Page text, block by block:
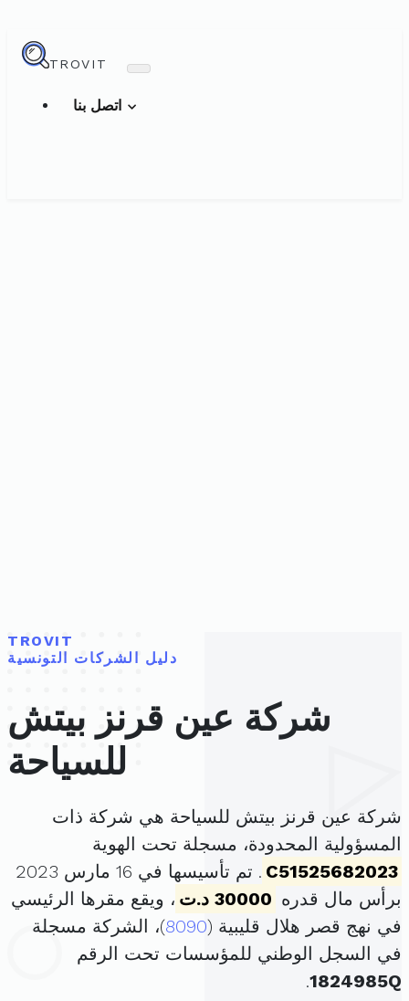
TROVIT
TROVIT
دليل الشركات التونسية
شركة عين قرنز بيتش
للسياحة
شركة عين قرنز بيتش للسياحة هي شركة ذات
المسؤولية المحدودة، مسجلة تحت الهوية
C51525682023
. تم تأسيسها في 16 مارس 2023
برأس مال قدره 30000 د.ت
، ويقع مقرها الرئيسي
في نهج قصر هلال قليبية (8090)، الشركة مسجلة
في السجل الوطني للمؤسسات تحت الرقم
1824985Q
.